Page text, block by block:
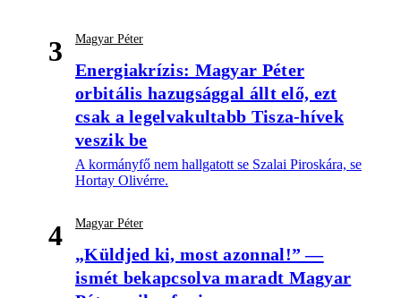
3 Magyar Péter
Energiakrízis: Magyar Péter
orbitális hazugsággal állt elő, ezt
csak a legelvakultabb Tisza-hívek
veszik be
A kormányfő nem hallgatott se Szalai Piroskára, se
Hortay Olivérre.
4 Magyar Péter
„Küldjed ki, most azonnal!” —
ismét bekapcsolva maradt Magyar